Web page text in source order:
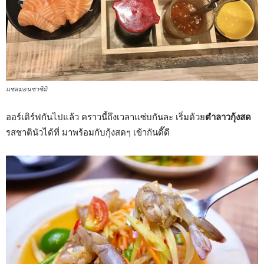
แซลมอนซาซิมิ
ออร์เดิร์ฟกันไปแล้ว คราวนี้ถึงเวลาแซ่บกันละ เริ่มด้วยตำลาวกุ้งสด
รสชาตินัวได้ที่ มาพร้อมกับกุ้งสดๆ เข้ากันดี๊ดี